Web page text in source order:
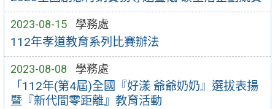
2023-08-15 學務處
112年孝道教育系列比賽辦法
2023-08-08 學務處
「112年(第4屆)全國『好漾 爺爺奶奶』選拔表揚
暨『新代間零距離』教育活動